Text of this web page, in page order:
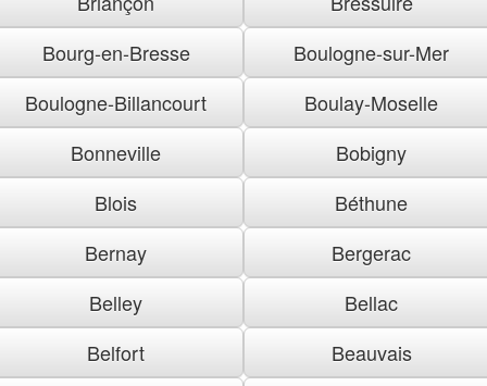
Bourg-en-Bresse
Boulogne-sur-Mer
Boulogne-Billancourt
Boulay-Moselle
Bonneville
Bobigny
Blois
Béthune
Bernay
Bergerac
Belley
Bellac
Belfort
Beauvais